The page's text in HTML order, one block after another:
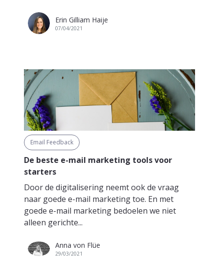
Erin Gilliam Haije
07/04/2021
Email Feedback
De beste e-mail marketing tools voor
starters
Door de digitalisering neemt ook de vraag
naar goede e-mail marketing toe. En met
goede e-mail marketing bedoelen we niet
alleen gerichte...
Anna von Flüe
29/03/2021